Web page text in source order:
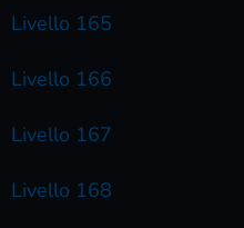
Livello 165
Livello 166
Livello 167
Livello 168